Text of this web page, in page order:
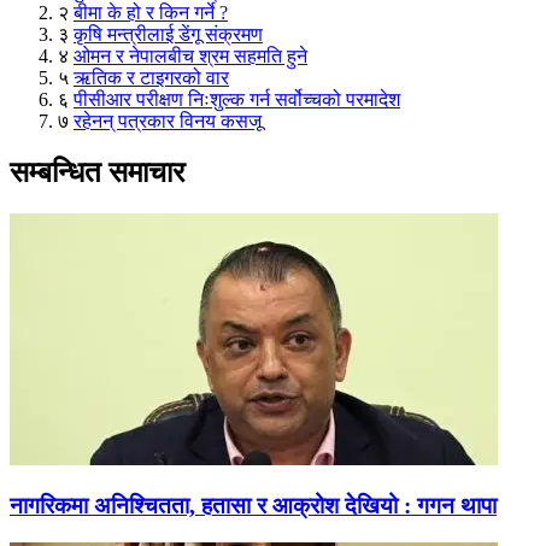
२ बीमा के हो र किन गर्ने ?
३ कृषि मन्त्रीलाई डेंगू संक्रमण
४ ओमन र नेपालबीच श्रम सहमति हुने
५ ऋतिक र टाइगरको वार
६ पीसीआर परीक्षण निःशुल्क गर्न सर्वोच्चको परमादेश
७ रहेनन् पत्रकार विनय कसजू
सम्बन्धित समाचार
नागरिकमा अनिश्चितता, हतासा र आक्रोश देखियो : गगन थापा